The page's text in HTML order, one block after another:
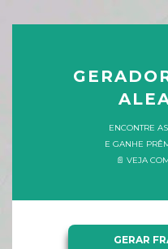
ENCONTRE
E GANHE
📄 VEJA
GERAR